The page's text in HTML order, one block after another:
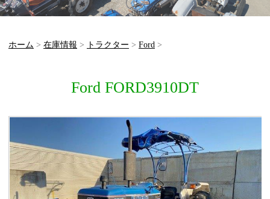
ホーム > 在庫情報 > トラクター > Ford>
Ford FORD3910DT